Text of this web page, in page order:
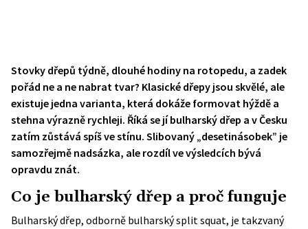
Stovky dřepů týdně, dlouhé hodiny na rotopedu, a zadek
pořád ne a ne nabrat tvar? Klasické dřepy jsou skvělé, ale
existuje jedna varianta, která dokáže formovat hýždě a
stehna výrazně rychleji. Říká se jí bulharský dřep a v Česku
zatím zůstává spíš ve stínu. Slibovaný „desetinásobek” je
samozřejmě nadsázka, ale rozdíl ve výsledcích bývá
opravdu znát.
Co je bulharský dřep a proč funguje
Bulharský dřep, odborně bulharský split squat, je takzvaný